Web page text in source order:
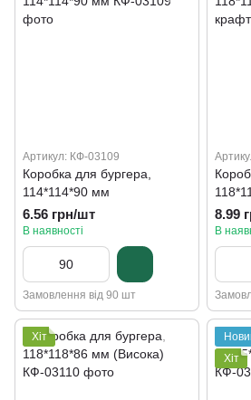
Артикул: КФ-03109
Коробка для бургера,
114*114*90 мм
6.56 грн/шт
В наявності
Замовлення від 90 шт
крафт
8.99
В
Хіт
Хіт